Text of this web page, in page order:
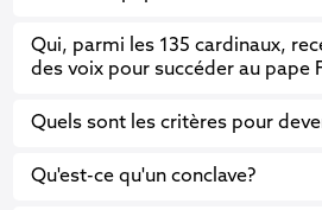
Qui, parmi les 135 cardinaux,
des voix pour succéder au pape
Quels sont les critères pour
Qu'est-ce qu'un conclave?